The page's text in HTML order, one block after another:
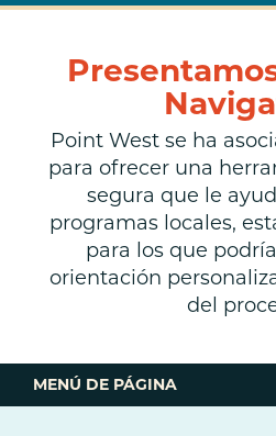
Point West se ha
para ofrecer una
segura que le
programas locales,
para los que
orientación
del
MENÚ DE PÁGINA